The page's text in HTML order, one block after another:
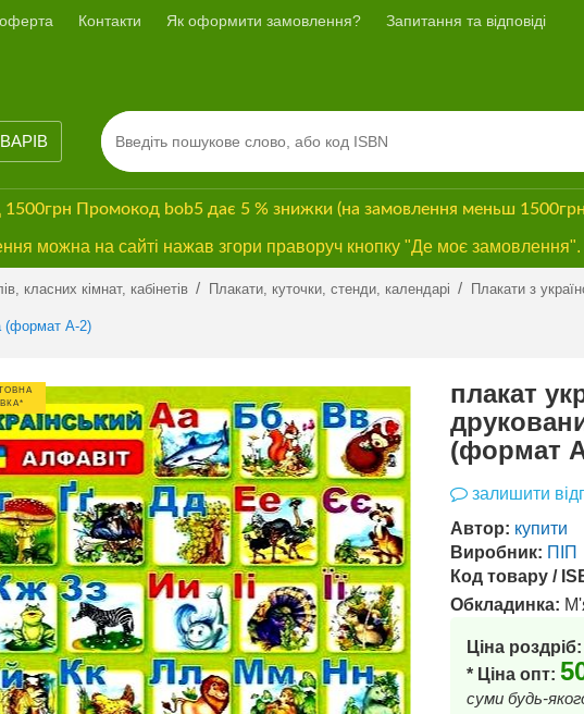
Контакти Як оформити замовлення? Запитання та відповіді
1500грн Промокод bob5 дає 5 % знижки (на замовлення меньш
можна на сайті нажав згори праворуч кнопку "Де моє замовлення".
класних кімнат, кабінетів / Плакати, куточки, стенди, календарі / Плакати з
(формат А-2)
плакат
(формат
залишити
Автор: купити
Виробник: ПІП
Код товару /
Обкладинка:
Ціна роздріб:
* Ціна опт:
суми будь-